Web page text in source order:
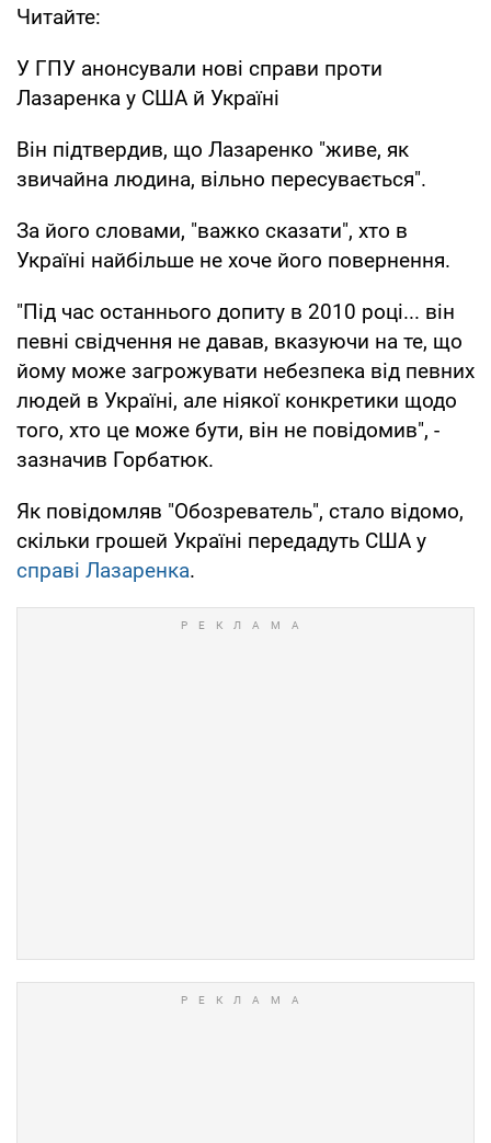
Читайте:
У ГПУ анонсували нові справи проти
Лазаренка у США й Україні
Він підтвердив, що Лазаренко "живе, як
звичайна людина, вільно пересувається".
За його словами, "важко сказати", хто в
Україні найбільше не хоче його повернення.
"Під час останнього допиту в 2010 році... він
певні свідчення не давав, вказуючи на те, що
йому може загрожувати небезпека від певних
людей в Україні, але ніякої конкретики щодо
того, хто це може бути, він не повідомив", -
зазначив Горбатюк.
Як повідомляв "Обозреватель", стало відомо,
скільки грошей Україні передадуть США у
справі Лазаренка.